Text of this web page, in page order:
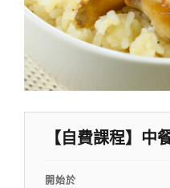
【自費課程】中
開始於